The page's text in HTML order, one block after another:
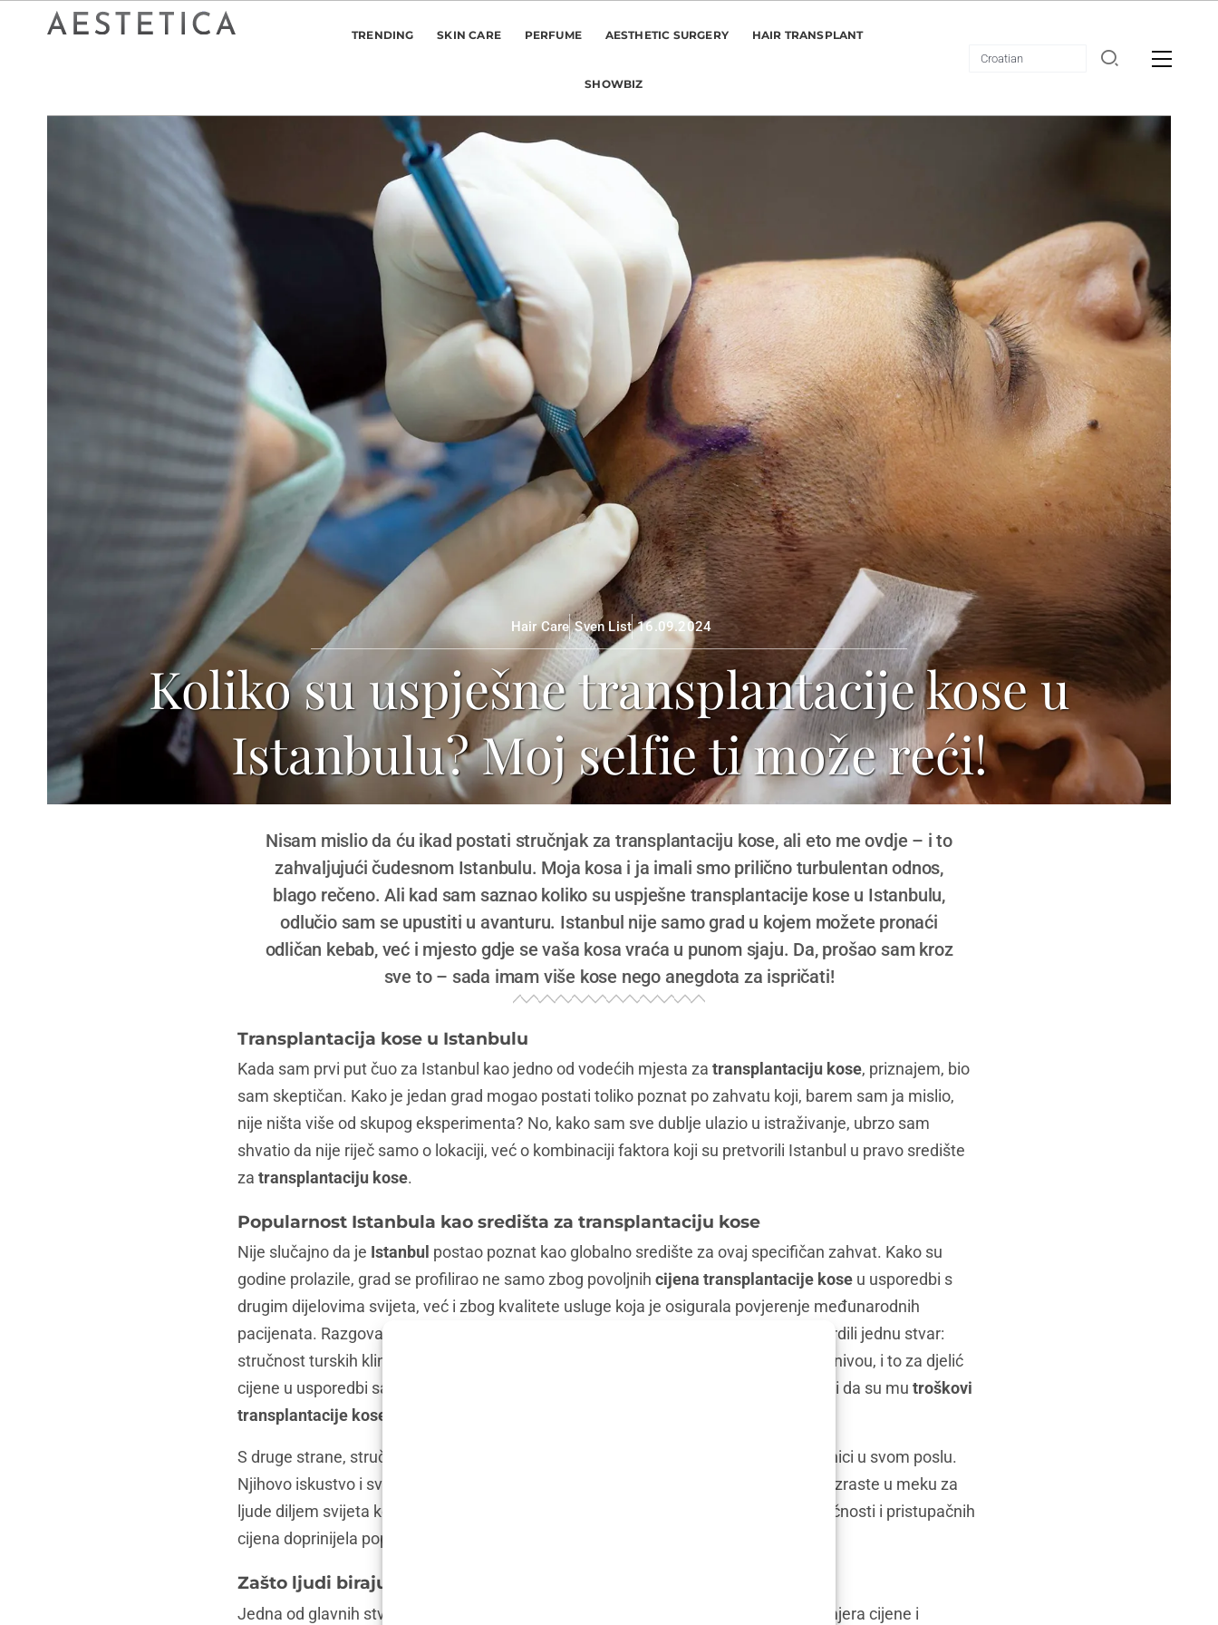
TRENDING SKIN CARE PERFUME AESTHETIC SURGERY HAIR TRANSPLANT
SHOWBIZ
Hair Care Sven List 16.09.2024
Koliko su uspješne transplantacije kose u
Istanbulu? Moj selfie ti može reći!
Nisam mislio da ću ikad postati stručnjak za transplantaciju kose, ali eto me ovdje – i to
zahvaljujući čudesnom Istanbulu. Moja kosa i ja imali smo prilično turbulentan odnos,
blago rečeno. Ali kad sam saznao koliko su uspješne transplantacije kose u Istanbulu,
odlučio sam se upustiti u avanturu. Istanbul nije samo grad u kojem možete pronaći
odličan kebab, već i mjesto gdje se vaša kosa vraća u punom sjaju. Da, prošao sam kroz
sve to – sada imam više kose nego anegdota za ispričati!
Transplantacija kose u Istanbulu
Kada sam prvi put čuo za Istanbul kao jedno od vodećih mjesta za transplantaciju kose, priznajem, bio
sam skeptičan. Kako je jedan grad mogao postati toliko poznat po zahvatu koji, barem sam ja mislio,
nije ništa više od skupog eksperimenta? No, kako sam sve dublje ulazio u istraživanje, ubrzo sam
shvatio da nije riječ samo o lokaciji, već o kombinaciji faktora koji su pretvorili Istanbul u pravo središte
za transplantaciju kose.
Popularnost Istanbula kao središta za transplantaciju kose
Nije slučajno da je Istanbul postao poznat kao globalno središte za ovaj specifičan zahvat. Kako su
godine prolazile, grad se profilirao ne samo zbog povoljnih cijena transplantacije kose u usporedbi s
drugim dijelovima svijeta, već i zbog kvalitete usluge koja je osigurala povjerenje međunarodnih
pacijenata. Razgovarao sam s nekoliko ljudi koji su već prošli zahvat i svi su mi potvrdili jednu stvar:
stručnost turskih klinika je na izuzetno visokoj razini. “Klinike ovdje su na svjetskom nivou, i to za djelić
cijene u usporedbi sa Zapadom”, rekao mi je jedan pacijent iz Velike Britanije, ističući da su mu troškovi
transplantacije kose
S druge strane, stručnjaci koje sam upoznao nisu bili samo liječnici, već pravi umjetnici u svom poslu.
Njihovo iskustvo i svakodnevno bavljenje ovim zahvatima omogućilo je da Istanbul izraste u meku za
ljude diljem svijeta koji traže rješenje za gubitak kose. Upravo je ta kombinacija stručnosti i pristupačnih
cijena doprinijela popularnosti Istanbula kao središta za
Zašto ljudi biraju Istanbul za transplantaciju?
Jedna od glavnih stvari koje sam saznao jest da je
izbor broj jedan zbog omjera cijene i